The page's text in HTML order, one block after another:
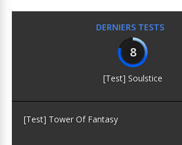
DERNIERS TESTS
8
[Test] Soulstice
[Test] Tower Of Fantasy